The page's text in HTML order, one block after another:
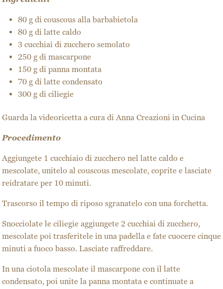
80 g di couscous alla barbabietola
80 g di latte caldo
3 cucchiai di zucchero semolato
250 g di mascarpone
150 g di panna montata
70 g di latte condensato
300 g di ciliegie
Guarda la videoricetta a cura diAnna Creazioni in Cucina
Procedimento
Aggiungete 1 cucchiaio di zucchero nel latte caldo e
mescolate, unitelo al couscous mescolate, coprite e lasciate
reidratare per 10 minuti.
Trascorso il tempo di riposo sgranatelo con una forchetta.
Snocciolate le ciliegie aggiungete 2 cucchiai di zucchero,
mescolate poi trasferitele in una padella e fate cuocere cinque
minuti a fuoco basso. Lasciate raffreddare.
In una ciotola mescolate il mascarpone con il latte
condensato, poi unite la panna montata e continuate a